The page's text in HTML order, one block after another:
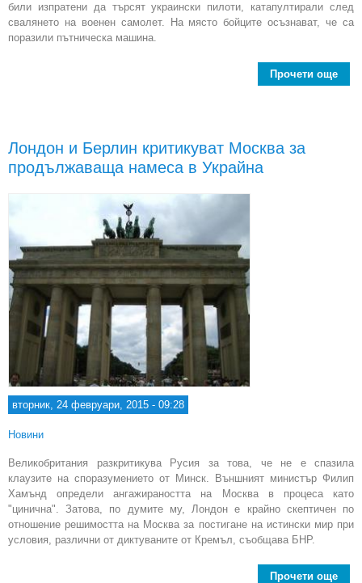
били изпратени да търсят украински пилоти, катапултирали след
свалянето на военен самолет. На място бойците осъзнават, че са
поразили пътническа машина.
Прочети още
Лондон и Берлин критикуват Москва за
продължаваща намеса в Украйна
вторник, 24 февруари, 2015 - 09:28
Новини
Великобритания разкритикува Русия за това, че не е спазила
клаузите на споразумението от Минск. Външният министър Филип
Хамънд определи ангажираността на Москва в процеса като
"цинична". Затова, по думите му, Лондон е крайно скептичен по
отношение решимостта на Москва за постигане на истински мир при
условия, различни от диктуваните от Кремъл, съобщава БНР.
Прочети още